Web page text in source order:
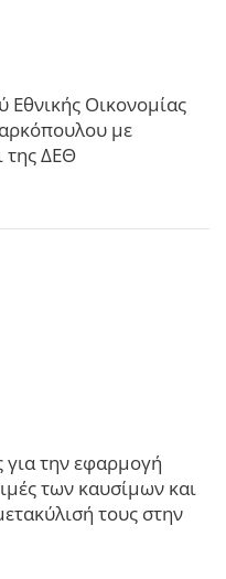
Οικονομίας
με
της ΔΕΘ
για την εφαρμογή
των καυσίμων και
τους στην